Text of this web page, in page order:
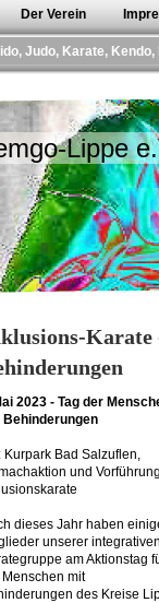
Der Verein
Judo, Karate, Kendo,
Lippe
Karate
2023 - Tag der
Behinderungen
Kurpark Bad Salzuflen,
und Vorführung
dieses Jahr haben
unserer integrativen
am Aktionstag
mit
des Kreise